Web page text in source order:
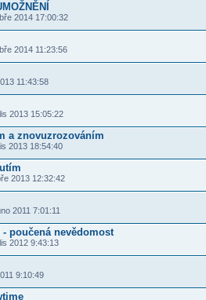
2014 17:00:32
2014 11:23:56
11:43:58
2013 15:05:22
a znovuzrozováním
2013 18:54:40
2013 12:32:42
2011 7:01:11
poučená nevědomost
2012 9:43:13
9:10:49